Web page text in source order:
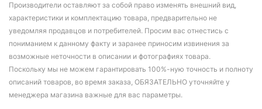
Производители оставляют за собой право изменять внешний вид,
характеристики и комплектацию товара, предварительно не
уведомляя продавцов и потребителей. Просим вас отнестись с
пониманием к данному факту и заранее приносим извинения за
возможные неточности в описании и фотографиях товара.
Поскольку мы не можем гарантировать 100%-ную точность и полноту
описаний товаров, во время заказа, ОБЯЗАТЕЛЬНО уточняйте у
менеджера магазина важные для вас параметры.